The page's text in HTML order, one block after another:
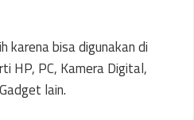
karena bisa digunakan di
HP, PC, Kamera Digital,
lain.